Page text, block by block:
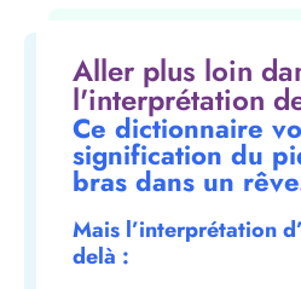
Aller plus loin
l'interprétation
Ce dictionnaire
signification du
bras dans un
Mais l’interprétation
delà :